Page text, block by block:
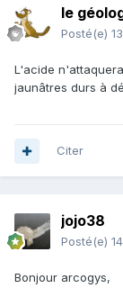
le
Posté(e)
L'acide
jaunâtres durs à
Citer
jojo38
Posté(e)
Bonjour arcogys,